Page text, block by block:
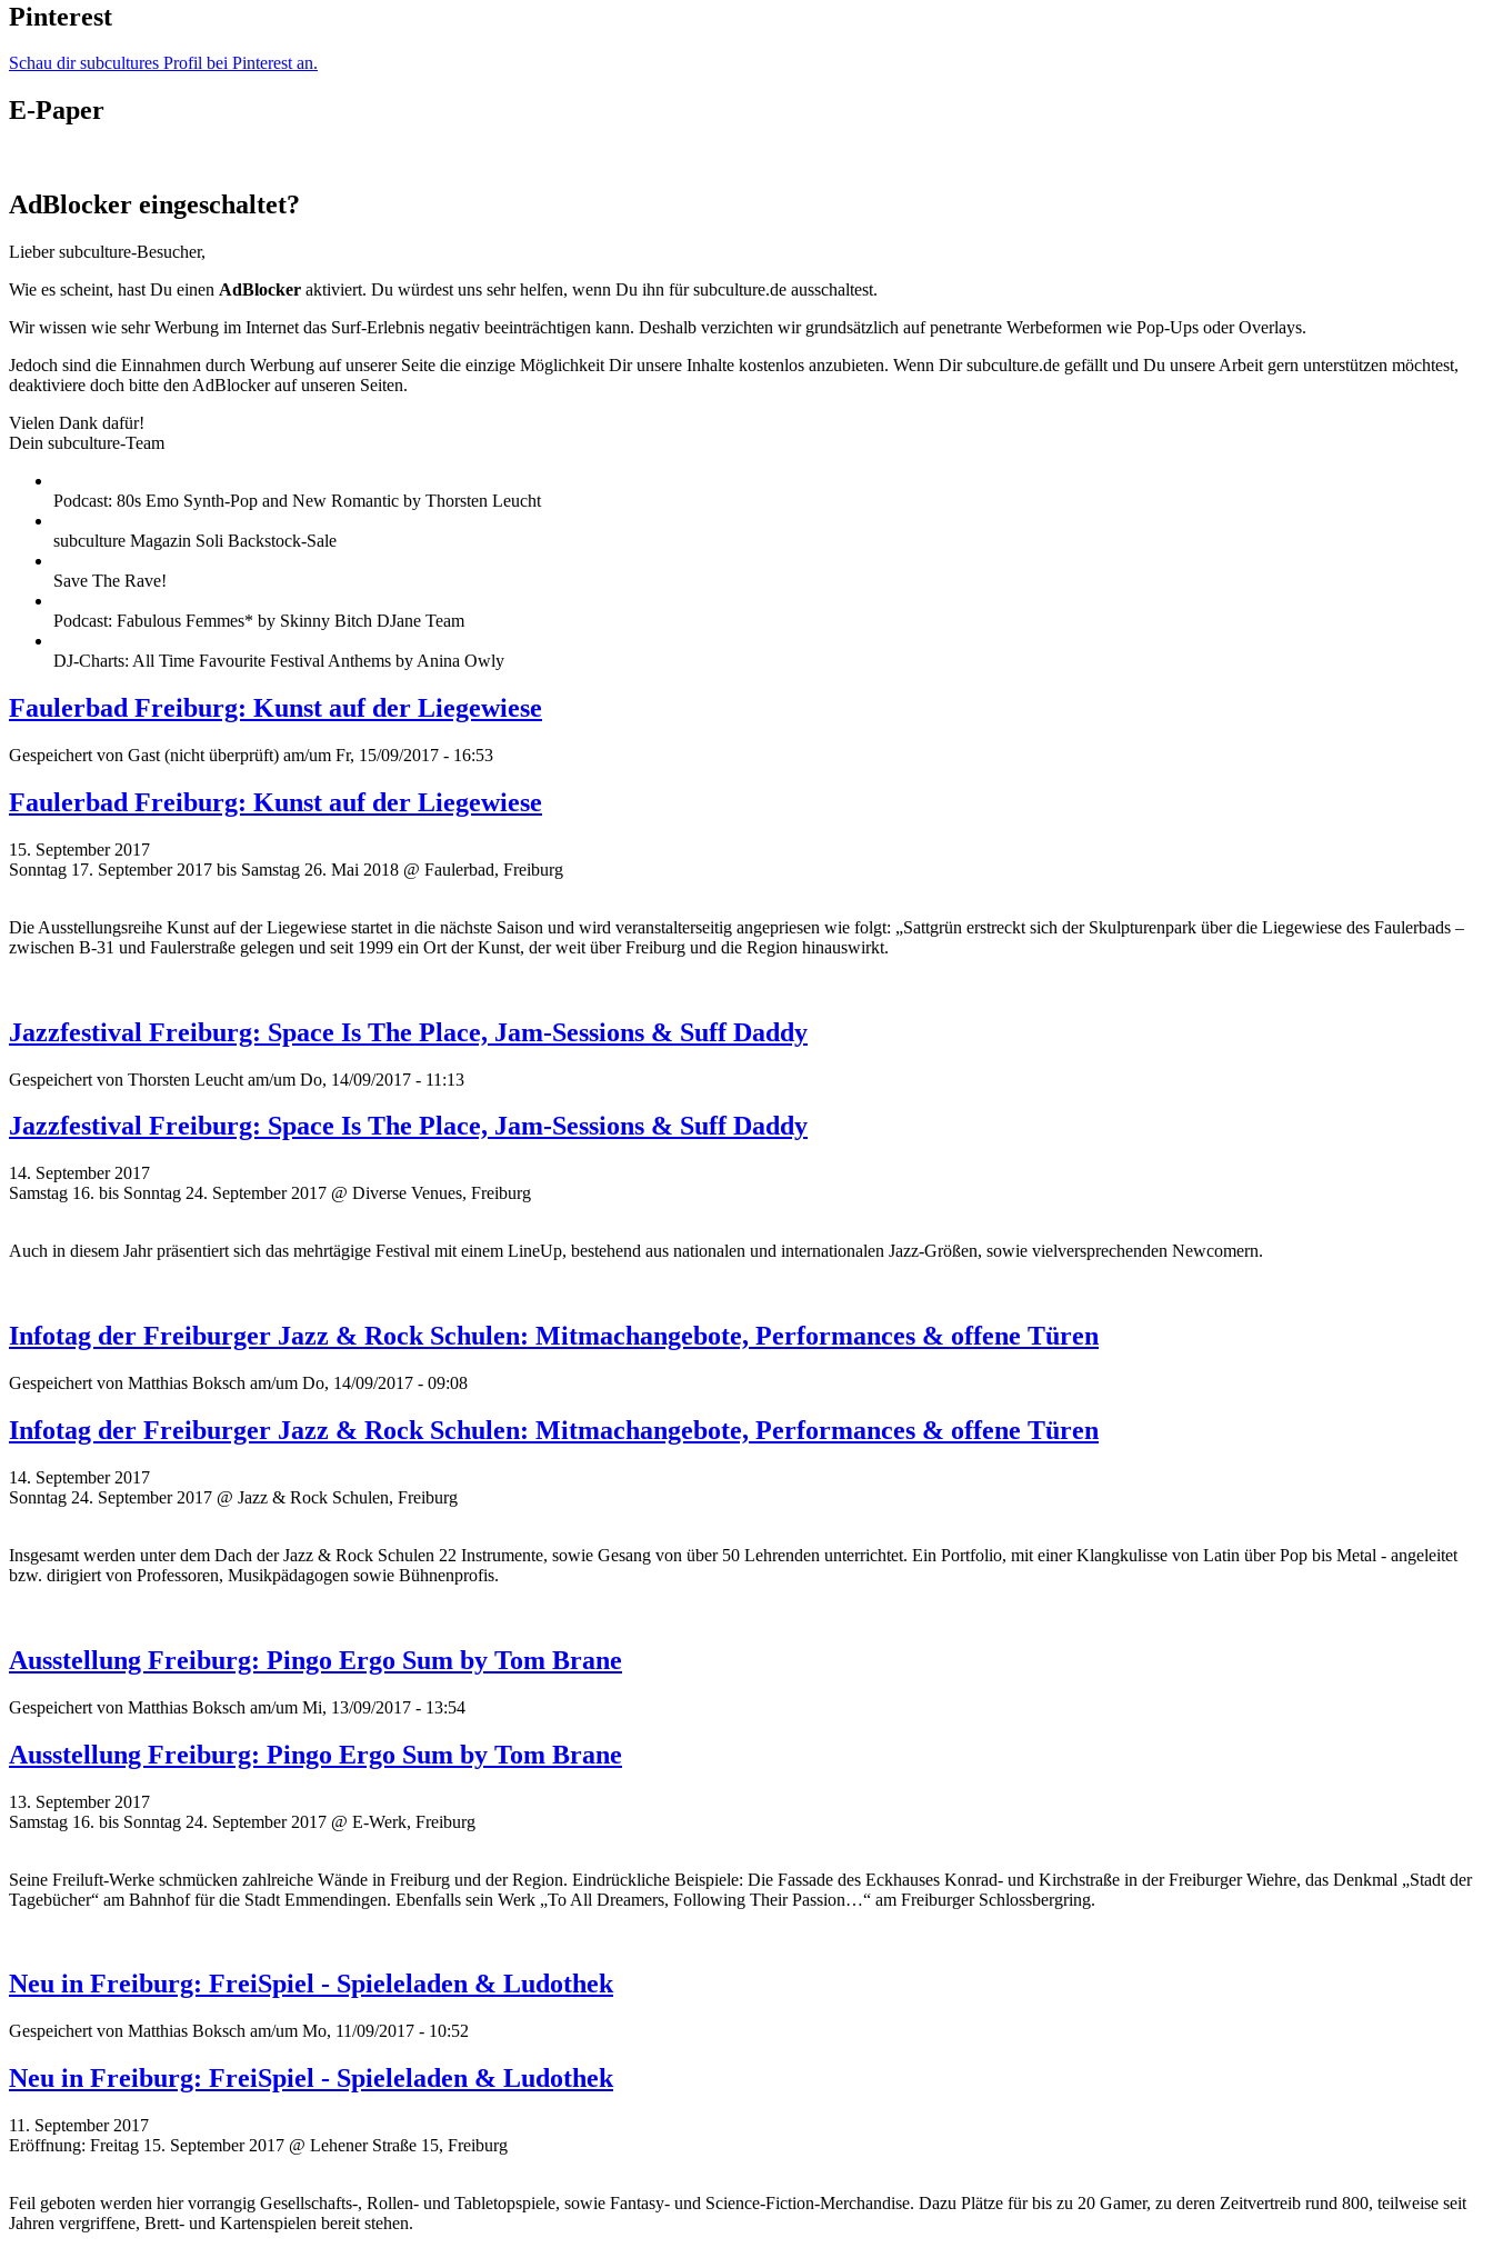
Pinterest
Schau dir subcultures Profil bei Pinterest an.
E-Paper
AdBlocker eingeschaltet?
Lieber subculture-Besucher,
Wie es scheint, hast Du einen AdBlocker aktiviert. Du würdest uns sehr helfen, wenn Du ihn für subculture.de ausschaltest.
Wir wissen wie sehr Werbung im Internet das Surf-Erlebnis negativ beeinträchtigen kann. Deshalb verzichten wir grundsätzlich auf penetrante Werbeformen wie Pop-Ups oder Overlays.
Jedoch sind die Einnahmen durch Werbung auf unserer Seite die einzige Möglichkeit Dir unsere Inhalte kostenlos anzubieten. Wenn Dir subculture.de gefällt und Du unsere Arbeit gern unterstützen möchtest,
deaktiviere doch bitte den AdBlocker auf unseren Seiten.
Vielen Dank dafür!
Dein subculture-Team
Podcast: 80s Emo Synth-Pop and New Romantic by Thorsten Leucht
subculture Magazin Soli Backstock-Sale
Save The Rave!
Podcast: Fabulous Femmes* by Skinny Bitch DJane Team
DJ-Charts: All Time Favourite Festival Anthems by Anina Owly
Faulerbad Freiburg: Kunst auf der Liegewiese
Gespeichert von Gast (nicht überprüft) am/um Fr, 15/09/2017 - 16:53
Faulerbad Freiburg: Kunst auf der Liegewiese
15. September 2017
Sonntag 17. September 2017 bis Samstag 26. Mai 2018 @ Faulerbad, Freiburg
Die Ausstellungsreihe Kunst auf der Liegewiese startet in die nächste Saison und wird veranstalterseitig angepriesen wie folgt: „Sattgrün erstreckt sich der Skulpturenpark über die Liegewiese des Faulerbads –
zwischen B-31 und Faulerstraße gelegen und seit 1999 ein Ort der Kunst, der weit über Freiburg und die Region hinauswirkt.
Jazzfestival Freiburg: Space Is The Place, Jam-Sessions & Suff Daddy
Gespeichert von Thorsten Leucht am/um Do, 14/09/2017 - 11:13
Jazzfestival Freiburg: Space Is The Place, Jam-Sessions & Suff Daddy
14. September 2017
Samstag 16. bis Sonntag 24. September 2017 @ Diverse Venues, Freiburg
Auch in diesem Jahr präsentiert sich das mehrtägige Festival mit einem LineUp, bestehend aus nationalen und internationalen Jazz-Größen, sowie vielversprechenden Newcomern.
Infotag der Freiburger Jazz & Rock Schulen: Mitmachangebote, Performances & offene Türen
Gespeichert von Matthias Boksch am/um Do, 14/09/2017 - 09:08
Infotag der Freiburger Jazz & Rock Schulen: Mitmachangebote, Performances & offene Türen
14. September 2017
Sonntag 24. September 2017 @ Jazz & Rock Schulen, Freiburg
Insgesamt werden unter dem Dach der Jazz & Rock Schulen 22 Instrumente, sowie Gesang von über 50 Lehrenden unterrichtet. Ein Portfolio, mit einer Klangkulisse von Latin über Pop bis Metal - angeleitet
bzw. dirigiert von Professoren, Musikpädagogen sowie Bühnenprofis.
Ausstellung Freiburg: Pingo Ergo Sum by Tom Brane
Gespeichert von Matthias Boksch am/um Mi, 13/09/2017 - 13:54
Ausstellung Freiburg: Pingo Ergo Sum by Tom Brane
13. September 2017
Samstag 16. bis Sonntag 24. September 2017 @ E-Werk, Freiburg
Seine Freiluft-Werke schmücken zahlreiche Wände in Freiburg und der Region. Eindrückliche Beispiele: Die Fassade des Eckhauses Konrad- und Kirchstraße in der Freiburger Wiehre, das Denkmal „Stadt der
Tagebücher“ am Bahnhof für die Stadt Emmendingen. Ebenfalls sein Werk „To All Dreamers, Following Their Passion…“ am Freiburger Schlossbergring.
Neu in Freiburg: FreiSpiel - Spieleladen & Ludothek
Gespeichert von Matthias Boksch am/um Mo, 11/09/2017 - 10:52
Neu in Freiburg: FreiSpiel - Spieleladen & Ludothek
11. September 2017
Eröffnung: Freitag 15. September 2017 @ Lehener Straße 15, Freiburg
Feil geboten werden hier vorrangig Gesellschafts-, Rollen- und Tabletopspiele, sowie Fantasy- und Science-Fiction-Merchandise. Dazu Plätze für bis zu 20 Gamer, zu deren Zeitvertreib rund 800, teilweise seit
Jahren vergriffene, Brett- und Kartenspielen bereit stehen.